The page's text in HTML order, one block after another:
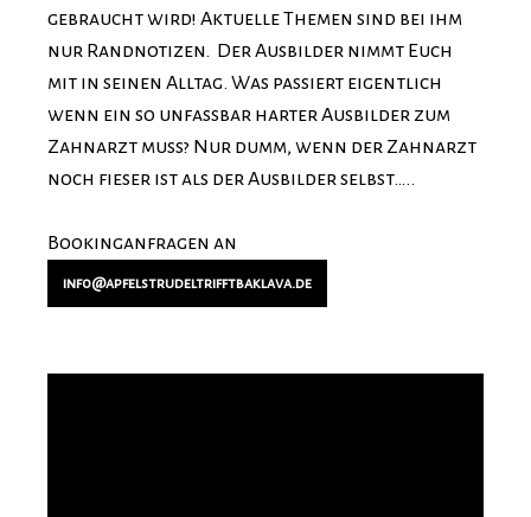
gebraucht wird! Aktuelle Themen sind bei ihm
nur Randnotizen. Der Ausbilder nimmt Euch
mit in seinen Alltag. Was passiert eigentlich
wenn ein so unfassbar harter Ausbilder zum
Zahnarzt muss? Nur dumm, wenn der Zahnarzt
noch fieser ist als der Ausbilder selbst…..
Bookinganfragen an
info@apfelstrudeltrifftbaklava.de